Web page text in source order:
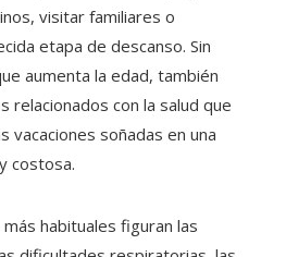
visitar familiares o
etapa de descanso. Sin
aumenta la edad, también
relacionados con la salud que
vacaciones soñadas en una
costosa.
habituales figuran las